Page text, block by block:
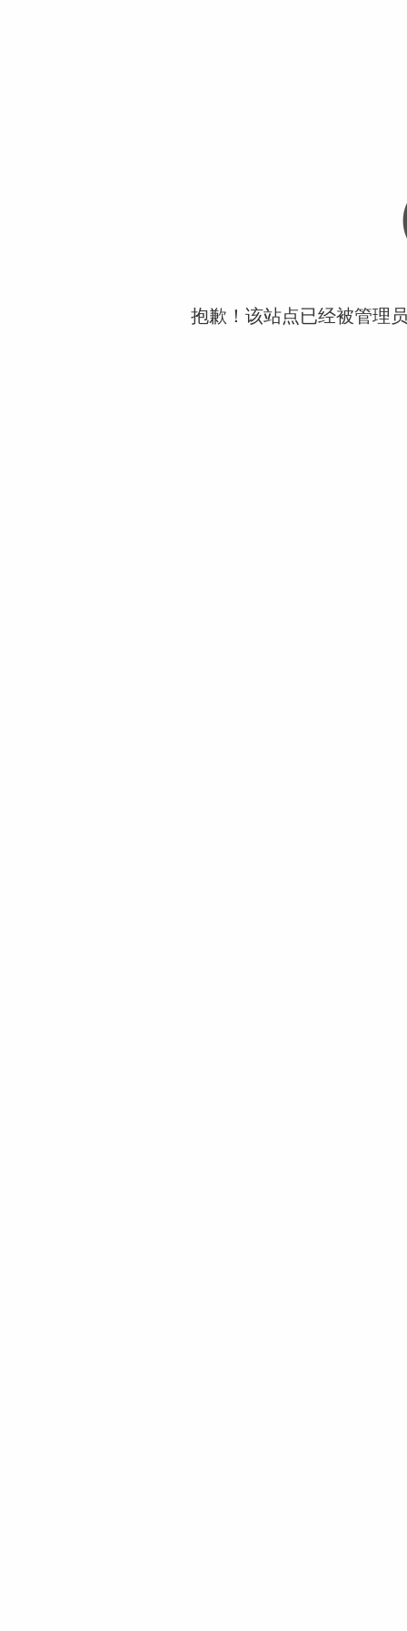
抱歉！该站点已经被管理